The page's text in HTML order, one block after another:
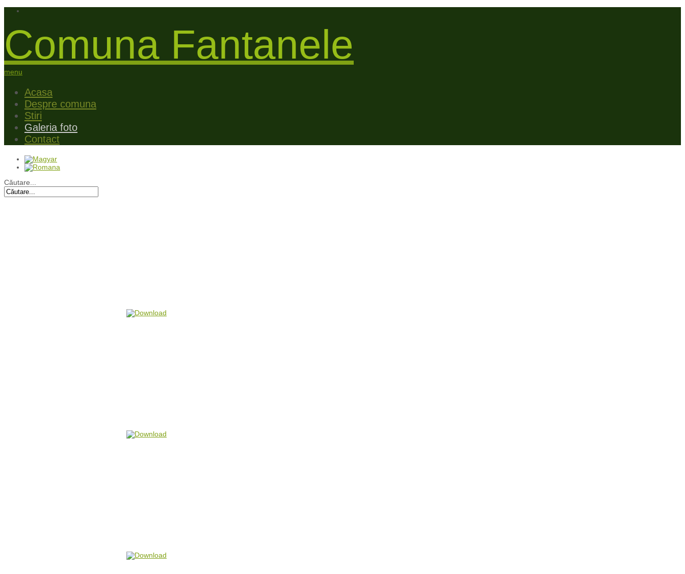
Comuna Fantanele
menu
Acasa
Despre comuna
Stiri
Galeria foto
Contact
Căutare...